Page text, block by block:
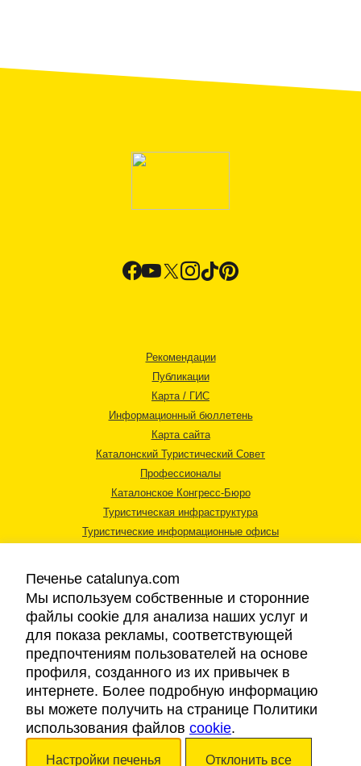
Рекомендации
Публикации
Карта / ГИС
Информационный бюллетень
Карта сайта
Каталонский Туристический Совет
Профессионалы
Каталонское Конгресс-Бюро
Туристическая инфраструктура
Туристические информационные офисы
Правовая информация
Cookies
Доступность
Авторские права © 2026. Каталонский Туристический Совет. Все права
Печенье catalunya.com
Мы используем собственные и сторонние
файлы cookie для анализа наших услуг и
для показа рекламы, соответствующей
предпочтениям пользователей на основе
профиля, созданного из их привычек в
интернете. Более подробную информацию
вы можете получить на странице Политики
использования файлов cookie.
Настройки печенья Отклонить все